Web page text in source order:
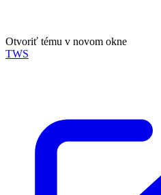
Otvoriť tému v novom okne
TWS